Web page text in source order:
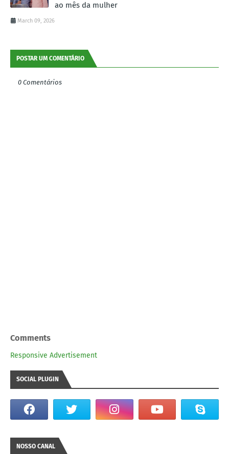
ao mês da mulher
March 09, 2026
POSTAR UM COMENTÁRIO
0 Comentários
Comments
Responsive Advertisement
SOCIAL PLUGIN
NOSSO CANAL